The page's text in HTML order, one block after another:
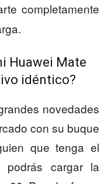
completamente
Huawei Mate
idéntico?
novedades
con su buque
que tenga el
podrás cargar la